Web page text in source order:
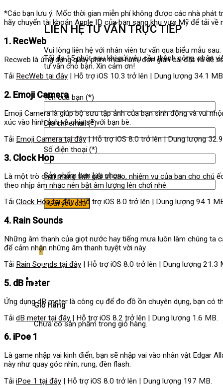
LIÊN HỆ TƯ VẤN TRỰC TIẾP
Vui lòng liên hệ với nhân viên tư vấn qua biểu mẫu sau:
Tối đa 15 phút sau khi gửi yêu cầu thành công, nhân
tư vấn cho bạn. Xin cảm ơn!
Tên của bạn (*)
Địa chỉ email (*)
Số điện thoại (*)
Sản phẩm bạn lựa chọn:
Giỏ hàng
Chưa có sản phẩm trong giỏ hàng.
*Các bạn lưu ý: Mốc thời gian miễn phí không được các nhà phát
hãy chuyển tài khoản Apple ID của bạn sang khu vực Mỹ để tải về
1. RecWeb
Recweb là ứng dụng quay phim màn hình, đơn giản cài đặt và dễ
Tải RecWeb tại đây | Hỗ trợ iOS 10.3 trở lên | Dung lượng 34.1
2. Emoji Camera
Emoji Camera là giúp bộ sưu tập ảnh của bạn sinh động và vui
xúc vào hình ảnh và chia sẽ với bạn bè.
Tải Emoji Camera tại đây| Hỗ trợ iOS 8.0 trở lên | Dung lượng 32.9
3. Clock Hop
Là một trò chơi mang tính giải trí cao, nhiệm vụ của bạn cho chú
theo nhịp âm nhạc nên bật âm lượng lên chơi nhé.
Tải Clock Hop tại đây| Hỗ trợ iOS 8.0 trở lên | Dung lượng 94.1
4. Rain Sounds
Những âm thanh của giọt nước hay tiếng mưa luôn làm chúng ta
để cảm nhận những âm thanh tuyệt vời này.
Tải Rain Sounds tại đây | Hỗ trợ iOS 8.0 trở lên | Dung lượng 21.3
5. dB meter
Ứng dụng dB meter là công cụ để đo đồ ồn chuyên dụng, bạn có
Tải dB meter tại đây| Hỗ trợ iOS 8.2 trở lên | Dung lượng 1.6 MB.
6. iPoe 1
Là game nhập vai kinh điển, bạn sẽ nhập vai vào nhân vật Edgar
này như quay góc nhìn, rung, đèn flash.
Tải iPoe 1 tại đây | Hỗ trợ iOS 8.0 trở lên | Dung lượng 197 MB.